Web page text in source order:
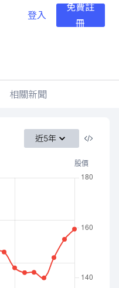
登入
免費註
冊
相關新聞
近5年